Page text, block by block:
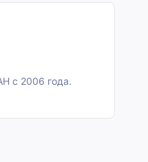
с 2006 года.